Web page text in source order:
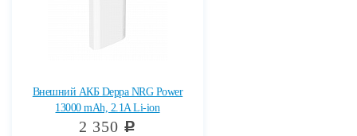
Внешний АКБ Deppa NRG Power
13000 mAh, 2.1A Li-ion
2 350 c